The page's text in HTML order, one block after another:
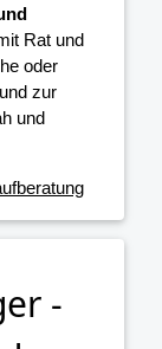
Rat und
oder
zur
und
-